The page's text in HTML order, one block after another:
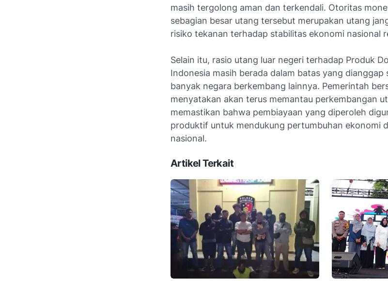
masih tergolong aman dan terkendali. Otoritas
sebagian besar utang tersebut merupakan utang
risiko tekanan terhadap stabilitas ekonomi nasional
Selain itu, rasio utang luar negeri terhadap Produk
Indonesia masih berada dalam batas yang dianggap
banyak negara berkembang lainnya. Pemerintah
menyatakan akan terus memantau perkembangan
memastikan bahwa pembiayaan yang diperoleh
produktif untuk mendukung pertumbuhan ekonomi
nasional.
Artikel Terkait